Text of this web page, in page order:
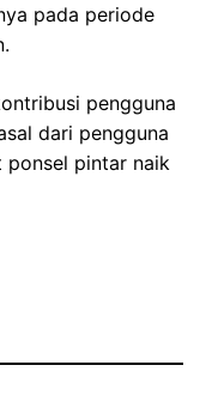
pada periode
pengguna
dari pengguna
ponsel pintar naik